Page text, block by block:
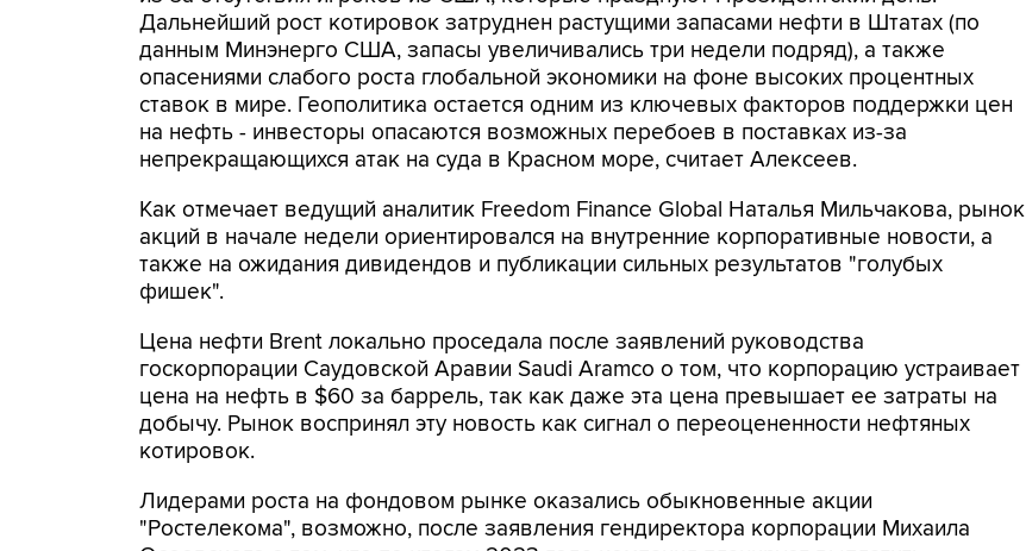
Дальнейший рост котировок затруднен растущими запасами нефти в Штатах (по
данным Минэнерго США, запасы увеличивались три недели подряд), а также
опасениями слабого роста глобальной экономики на фоне высоких процентных
ставок в мире. Геополитика остается одним из ключевых факторов поддержки цен
на нефть - инвесторы опасаются возможных перебоев в поставках из-за
непрекращающихся атак на суда в Красном море, считает Алексеев.
Как отмечает ведущий аналитик Freedom Finance Global Наталья Мильчакова, рынок
акций в начале недели ориентировался на внутренние корпоративные новости, а
также на ожидания дивидендов и публикации сильных результатов "голубых
фишек".
Цена нефти Brent локально проседала после заявлений руководства
госкорпорации Саудовской Аравии Saudi Aramco о том, что корпорацию устраивает
цена на нефть в $60 за баррель, так как даже эта цена превышает ее затраты на
добычу. Рынок воспринял эту новость как сигнал о переоцененности нефтяных
котировок.
Лидерами роста на фондовом рынке оказались обыкновенные акции
"Ростелекома", возможно, после заявления гендиректора корпорации Михаила